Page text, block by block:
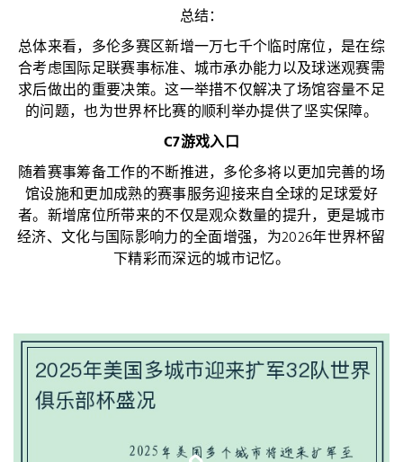
总结：
总体来看，多伦多赛区新增一万七千个临时席位，是在综
合考虑国际足联赛事标准、城市承办能力以及球迷观赛需
求后做出的重要决策。这一举措不仅解决了场馆容量不足
的问题，也为世界杯比赛的顺利举办提供了坚实保障。
C7游戏入口
随着赛事筹备工作的不断推进，多伦多将以更加完善的场
馆设施和更加成熟的赛事服务迎接来自全球的足球爱好
者。新增席位所带来的不仅是观众数量的提升，更是城市
经济、文化与国际影响力的全面增强，为2026年世界杯留
下精彩而深远的城市记忆。